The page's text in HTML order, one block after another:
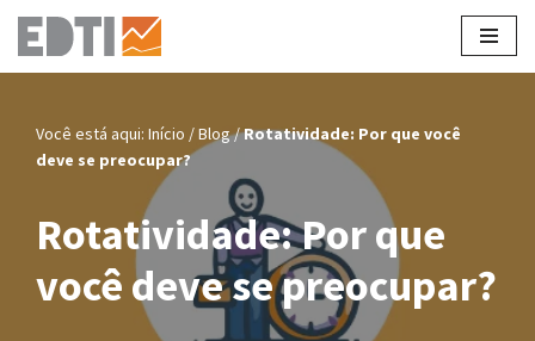
Pular
conteúdo
Você está aqui: Início /Blog/Rotatividade: Por que você
deve se preocupar?
Rotatividade: Por que
você deve se preocupar?